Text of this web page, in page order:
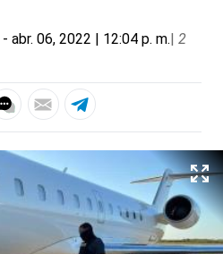
- abr. 06, 2022 | 12:04 p. m.| 2